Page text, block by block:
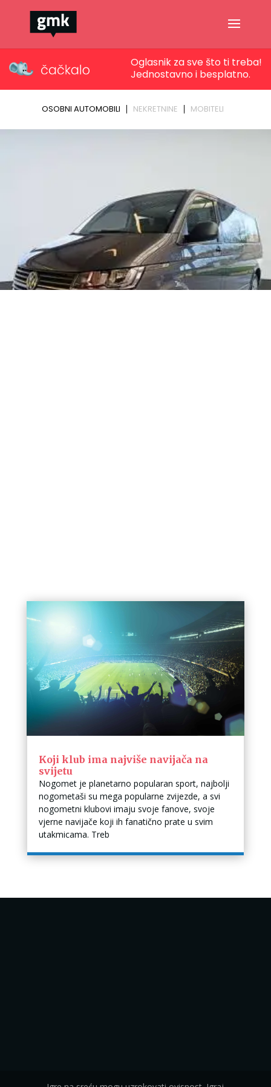
Koji klub ima najviše navijača na
svijetu
Nogomet je planetarno popularan sport, najbolji
nogometaši su mega popularne zvijezde, a svi
nogometni klubovi imaju svoje fanove, svoje
vjerne navijače koji ih fanatično prate u svim
utakmicama. Treb